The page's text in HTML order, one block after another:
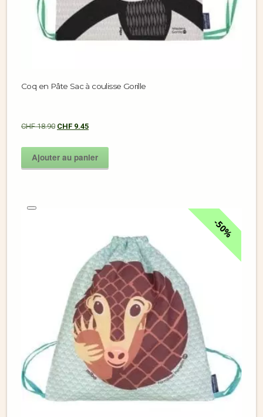
Coq en Pâte Sac à coulisse Gorille
CHF18.90 CHF 9.45
Ajouter au panier
50%